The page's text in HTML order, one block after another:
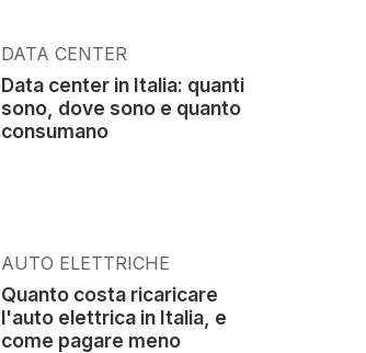
DATA CENTER
Data center in Italia: quanti
sono, dove sono e quanto
consumano
AUTO ELETTRICHE
Quanto costa ricaricare
l'auto elettrica in Italia, e
come pagare meno